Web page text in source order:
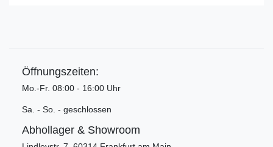
Öffnungszeiten:
Mo.-Fr. 08:00 - 16:00 Uhr
Sa. - So. - geschlossen
Abhollager & Showroom